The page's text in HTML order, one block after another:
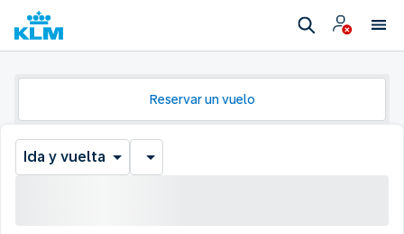
Reservar un vuelo
Ida y vuelta